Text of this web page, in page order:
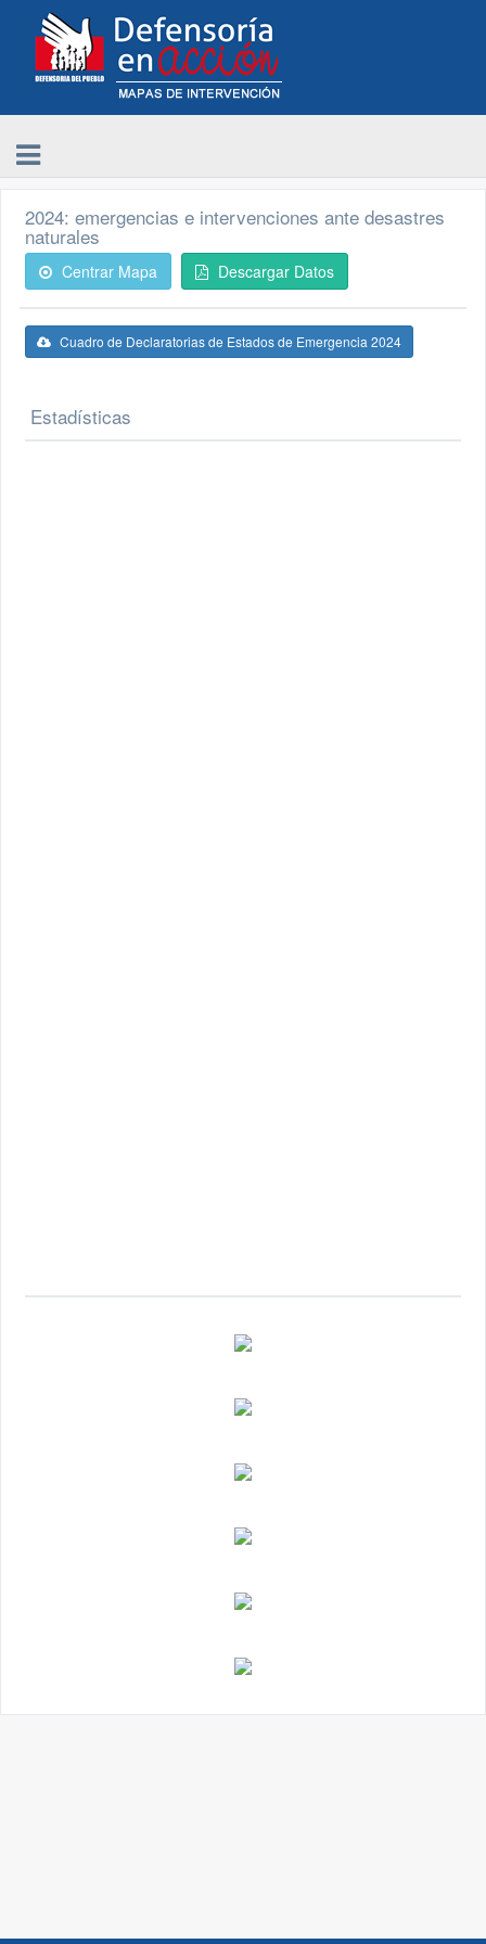
2024: emergencias e intervenciones ante desastres
naturales
Centrar Mapa Descargar Datos
Cuadro de Declaratorias de Estados de Emergencia 2024
Estadísticas